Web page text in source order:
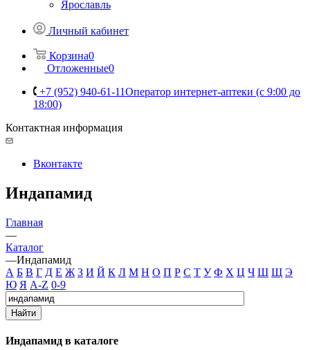
Ярославль
Личный кабинет
Корзина0
Отложенные0
+7 (952) 940-61-11Оператор интернет-аптеки (с 9:00 до
18:00)
Контактная информация
Вконтакте
Индапамид
Главная
—
Каталог
—Индапамид
А Б В Г Д Е Ж З И Й К Л М Н О П Р С Т У Ф Х Ц Ч Ш Щ Э
Ю Я A-Z 0-9
Найти
Индапамид в каталоге